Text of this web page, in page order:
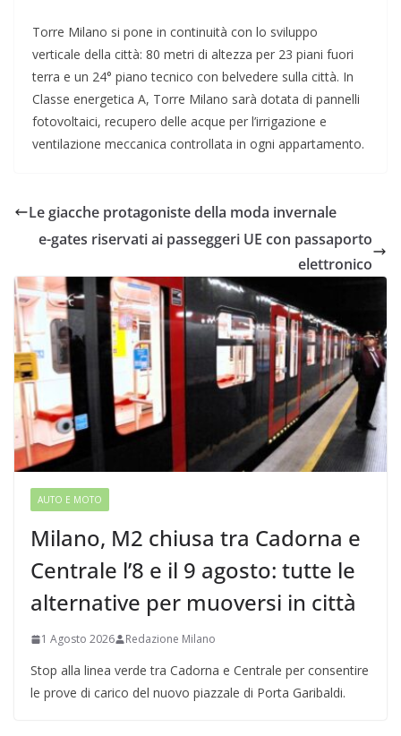
Torre Milano si pone in continuità con lo sviluppo
verticale della città: 80 metri di altezza per 23 piani fuori
terra e un 24° piano tecnico con belvedere sulla città. In
Classe energetica A, Torre Milano sarà dotata di pannelli
fotovoltaici, recupero delle acque per l’irrigazione e
ventilazione meccanica controllata in ogni appartamento.
Le giacche protagoniste della moda invernale
e-gates riservati ai passeggeri UE con passaporto
elettronico
AUTO E MOTO
Milano, M2 chiusa tra Cadorna e
Centrale l’8 e il 9 agosto: tutte le
alternative per muoversi in città
1 Agosto 2026 Redazione Milano
Stop alla linea verde tra Cadorna e Centrale per consentire
le prove di carico del nuovo piazzale di Porta Garibaldi.